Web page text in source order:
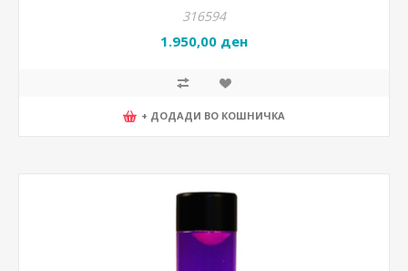
316594
1.950,00 ден
+ ДОДАДИ ВО КОШНИЧКА